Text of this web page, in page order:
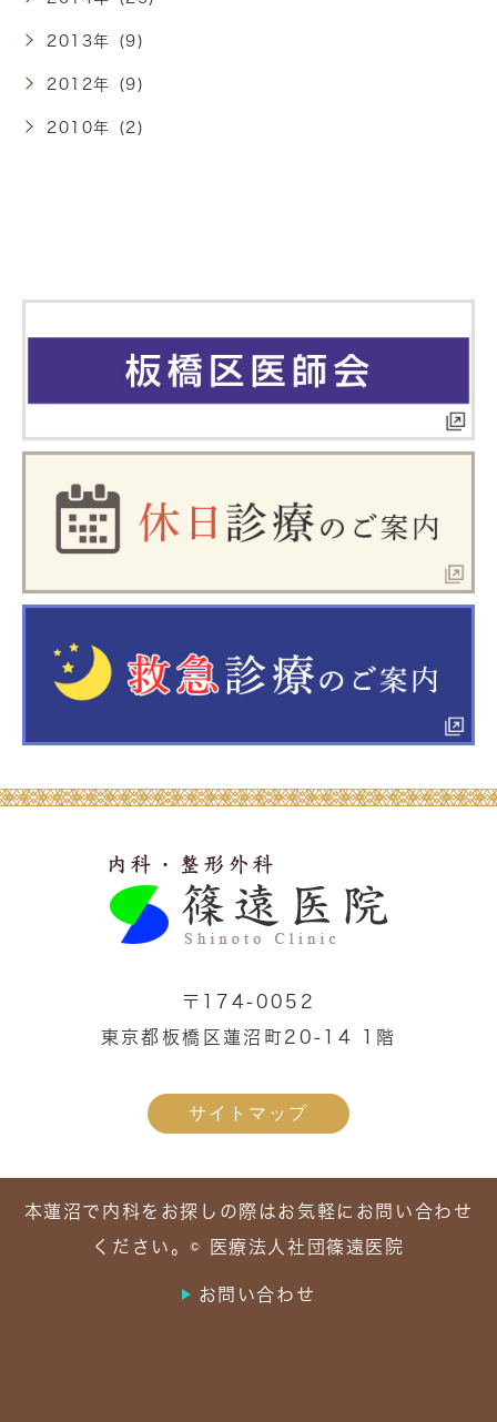
2013年 (9)
2012年 (9)
2010年 (2)
〒174-0052
東京都板橋区蓮沼町20-14 1階
サイトマップ
本蓮沼で内科をお探しの際はお気軽にお問い合わせ
ください。© 医療法人社団篠遠医院
お問い合わせ